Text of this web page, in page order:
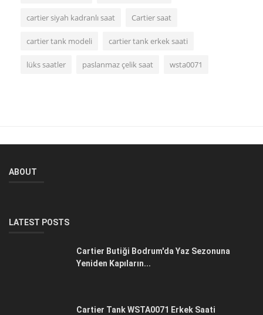
cartier siyah kadranlı saat Cartier saat
cartier tank modeli cartier tank erkek saati
lüks saatler paslanmaz çelik saat wsta0071
ABOUT
LATEST POSTS
Cartier Butiği Bodrum'da Yaz Sezonuna
Yeniden Kapıların...
Cartier Tank WSTA0071 Erkek Saati